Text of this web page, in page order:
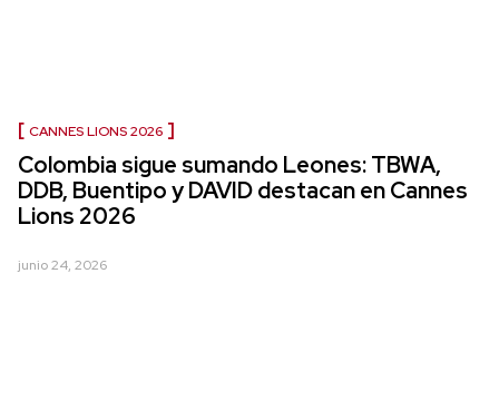
CANNES LIONS 2026
Colombia sigue sumando Leones: TBWA,
DDB, Buentipo y DAVID destacan en Cannes
Lions 2026
junio 24, 2026